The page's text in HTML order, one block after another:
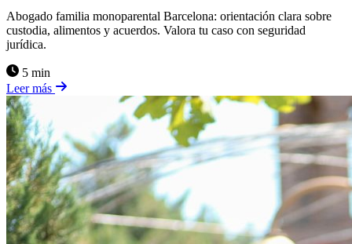
Abogado familia monoparental Barcelona: orientación clara sobre
custodia, alimentos y acuerdos. Valora tu caso con seguridad
jurídica.
5 min
Leer más